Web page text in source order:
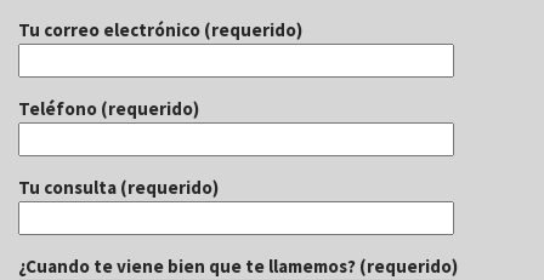
Tu correo electrónico (requerido)
Teléfono (requerido)
Tu consulta (requerido)
¿Cuando te viene bien que te llamemos? (requerido)